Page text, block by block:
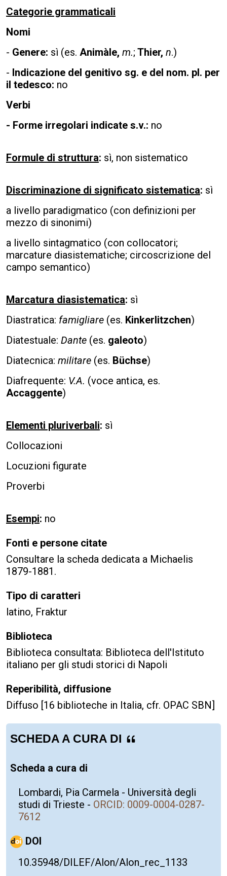
Categorie grammaticali
Nomi
- Genere: sì (es. Animàle, m.; Thier, n.)
- Indicazione del genitivo sg. e del nom. pl. per
il tedesco: no
Verbi
- Forme irregolari indicate s.v.: no
Formule di struttura: sì, non sistematico
Discriminazione di significato sistematica: sì
a livello paradigmatico (con definizioni per
mezzo di sinonimi)
a livello sintagmatico (con collocatori;
marcature diasistematiche; circoscrizione del
campo semantico)
Marcatura diasistematica: sì
Diastratica: famigliare (es. Kinkerlitzchen)
Diatestuale: Dante (es. galeoto)
Diatecnica: militare (es. Büchse)
Diafrequente: V.A. (voce antica, es.
Accaggente)
Elementi pluriverbali: sì
Collocazioni
Locuzioni figurate
Proverbi
Esempi: no
Fonti e persone citate
Consultare la scheda dedicata a Michaelis
1879-1881.
Tipo di caratteri
latino, Fraktur
Biblioteca
Biblioteca consultata: Biblioteca dell'Istituto
italiano per gli studi storici di Napoli
Reperibilità, diffusione
Diffuso [16 biblioteche in Italia, cfr. OPAC SBN]
SCHEDA A CURA DI
Scheda a cura di
Lombardi, Pia Carmela - Università degli
studi di Trieste - ORCID: 0009-0004-0287-
7612
DOI
10.35948/DILEF/Alon/Alon_rec_1133